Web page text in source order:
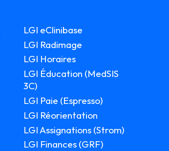
LGI eClinibase
LGI Radimage
LGI Horaires
LGI Éducation (MedSIS
3C)
LGI Paie (Espresso)
LGI Réorientation
LGI Assignations (Strom)
LGI Finances (GRF)